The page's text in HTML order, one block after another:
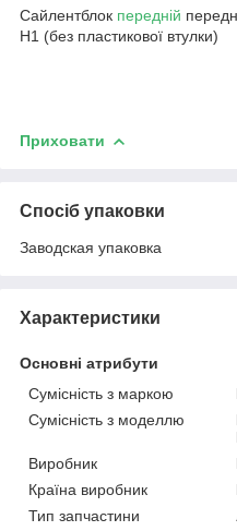
Сайлентблок передній
H1 (без пластикової втулки)
Приховати
Спосіб упаковки
Заводская упаковка
Характеристики
Основні атрибути
Сумісність з маркою
Сумісність з моделлю
Виробник
Країна виробник
Тип запчастини